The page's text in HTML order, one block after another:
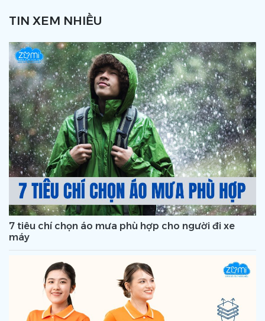
TIN XEM NHIỀU
7 tiêu chí chọn áo mưa phù hợp cho người đi xe
máy